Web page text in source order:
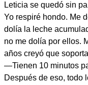
Leticia se quedó sin
Yo respiré hondo. Me
dolía la leche
no me dolía por ellos.
años creyó que
—Tienen 10 minutos
Después de eso, todo